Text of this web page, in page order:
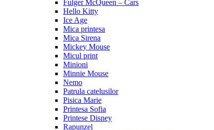
Fulger McQueen – Cars
Hello Kitty
Ice Age
Mica printesa
Mica Sirena
Mickey Mouse
Micul print
Minioni
Minnie Mouse
Nemo
Patrula catelusilor
Pisica Marie
Printesa Sofia
Printese Disney
Rapunzel